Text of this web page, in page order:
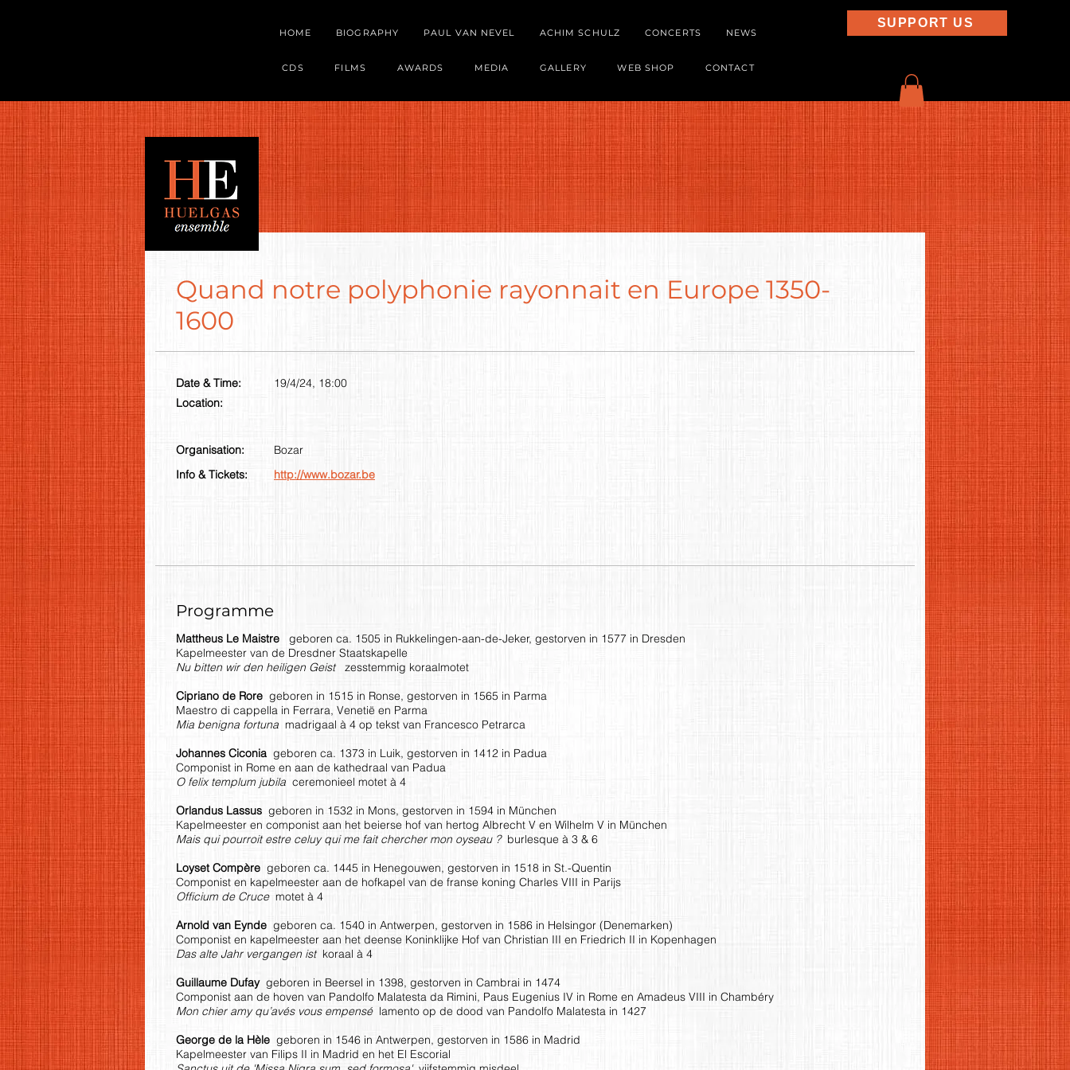
HOME BIOGRAPHY PAUL VAN NEVEL ACHIM SCHULZ CONCERTS NEWS
CDS FILMS AWARDS MEDIA GALLERY WEB SHOP CONTACT
SUPPORT US
Quand notre polyphonie rayonnait en Europe 1350-
1600
Date & Time:
Location:
19/4/24, 18:00
Organisation:
Info & Tickets:
Bozar
http://www.bozar.be
Programme
Mattheus Le Maistre geboren ca. 1505 in Rukkelingen-aan-de-Jeker, gestorven in 1577 in Dresden
Kapelmeester van de Dresdner Staatskapelle
Nu bitten wir den heiligen Geist
zesstemmig koraalmotet
Cipriano de Rore geboren in 1515 in Ronse, gestorven in 1565 in Parma
Maestro di cappella in Ferrara, Venetië en Parma
Mia benigna fortuna madrigaal à 4 op tekst van Francesco Petrarca
Johannes Ciconia geboren ca. 1373 in Luik, gestorven in 1412 in Padua
Componist in Rome en aan de kathedraal van Padua
O felix templum jubila ceremonieel motet à 4
Orlandus Lassus geboren in 1532 in Mons, gestorven in 1594 in München
Kapelmeester en componist aan het beierse hof van hertog Albrecht V en Wilhelm V in München
Mais qui pourroit estre celuy qui me fait chercher mon oyseau ? burlesque à 3 & 6
Loyset Compère geboren ca. 1445 in Henegouwen, gestorven in 1518 in St.-Quentin
Componist en kapelmeester aan de hofkapel van de franse koning Charles VIII in Parijs
Officium de Cruce motet à 4
Arnold van Eynde geboren ca. 1540 in Antwerpen, gestorven in 1586 in Helsingor (Denemarken)
Componist en kapelmeester aan het deense Koninklijke Hof van Christian III en Friedrich II in Kopenhagen
Das alte Jahr vergangen ist koraal à 4
Guillaume Dufaygeboren in Beersel in 1398, gestorven in Cambrai in 1474
Componist aan de hoven van Pandolfo Malatesta da Rimini, Paus Eugenius IV in Rome en Amadeus VIII in Chambéry
Mon chier amy qu’avés vous empensé lamento op de dood van Pandolfo Malatesta in 1427
George de la Hèle geboren in 1546 in Antwerpen, gestorven in 1586 in Madrid
Kapelmeester van Filips II in Madrid en het El Escorial